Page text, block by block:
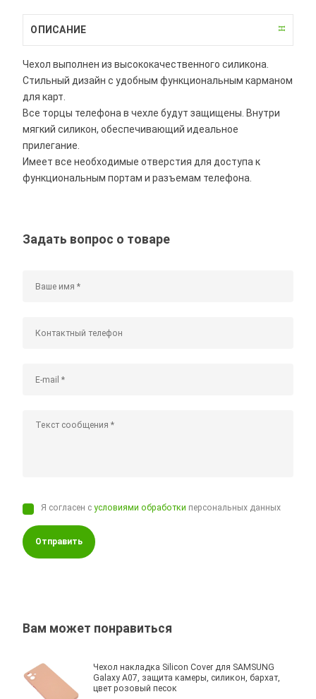
ОПИСАНИЕ
Чехол выполнен из высококачественного силикона.
Стильный дизайн с удобным функциональным карманом
для карт.
Все торцы телефона в чехле будут защищены. Внутри
мягкий силикон, обеспечивающий идеальное
прилегание.
Имеет все необходимые отверстия для доступа к
функциональным портам и разъемам телефона.
Задать вопрос о товаре
Я согласен сусловиями обработки персональных данных
Отправить
Вам может понравиться
Чехол накладка Silicon Cover для SAMSUNG
Galaxy A07, защита камеры, силикон, бархат,
цвет розовый песок